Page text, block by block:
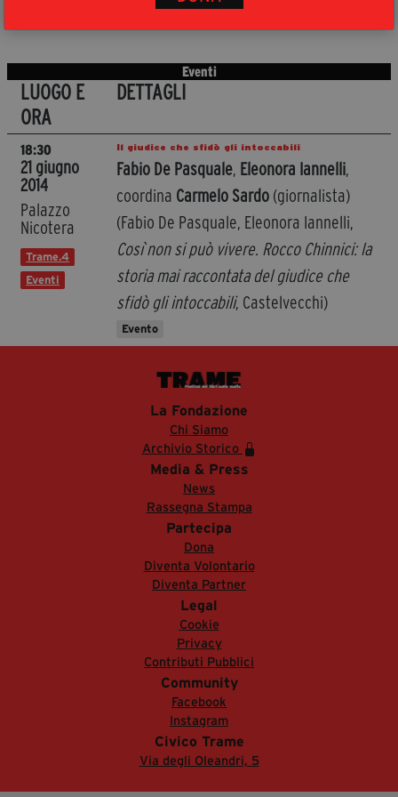
Eventi
LUOGO E
ORA
DETTAGLI
18:30
21 giugno
2014
Palazzo
Nicotera
Trame.4
Eventi
Il giudice che sfidò gli intoccabili
Fabio De Pasquale, Eleonora Iannelli,
coordina Carmelo Sardo (giornalista)
(Fabio De Pasquale, Eleonora Iannelli,
Così non si può vivere. Rocco Chinnici: la
storia mai raccontata del giudice che
sfidò gli intoccabili, Castelvecchi)
Evento
La Fondazione
Chi Siamo
Archivio Storico
Media & Press
News
Rassegna Stampa
Partecipa
Dona
Diventa Volontario
Diventa Partner
Legal
Cookie
Privacy
Contributi Pubblici
Community
Facebook
Instagram
Civico Trame
Via degli Oleandri, 5